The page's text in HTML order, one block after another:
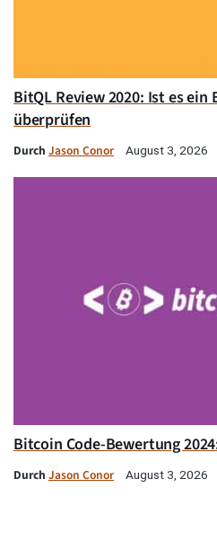
BitQL Review 2020: Ist es
überprüfen
Durch Jason Conor August 3, 2026
Bitcoin Code-Bewertung
Durch Jason Conor August 3, 2026